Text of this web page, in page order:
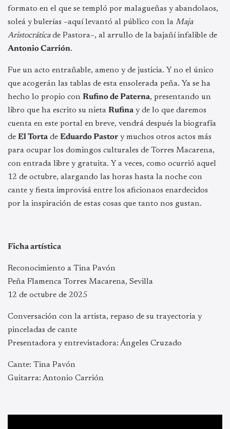
formato en el que se templó por malagueñas y abandolaos,
soleá y bulerías –aquí levantó al público con la Maja
Aristocráticade Pastora–, al arrullo de la bajañí infalible de
Antonio Carrión.
Fue un acto entrañable, ameno y de justicia. Y no el único
que acogerán las tablas de esta ensolerada peña. Ya se ha
hecho lo propio con Rufino de Paterna, presentando un
libro que ha escrito su nieta Rufina y de lo que daremos
cuenta en este portal en breve, vendrá después la biografía
de El Torta de Eduardo Pastor y muchos otros actos más
para ocupar los domingos culturales de Torres Macarena,
con entrada libre y gratuita. Y a veces, como ocurrió aquel
12 de octubre, alargando las horas hasta la noche con
cante y fiesta improvisá entre los aficionaos enardecidos
por la inspiración de estas cosas que tanto nos gustan.
Ficha artística
Reconocimiento a Tina Pavón
Peña Flamenca Torres Macarena, Sevilla
12 de octubre de 2025
Conversación con la artista, repaso de su trayectoria y
pinceladas de cante
Presentadora y entrevistadora: Ángeles Cruzado
Cante: Tina Pavón
Guitarra: Antonio Carrión